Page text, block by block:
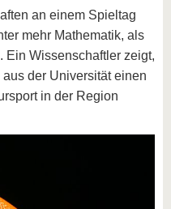
an einem Spieltag
mehr Mathematik, als
Ein Wissenschaftler zeigt,
der Universität einen
in der Region